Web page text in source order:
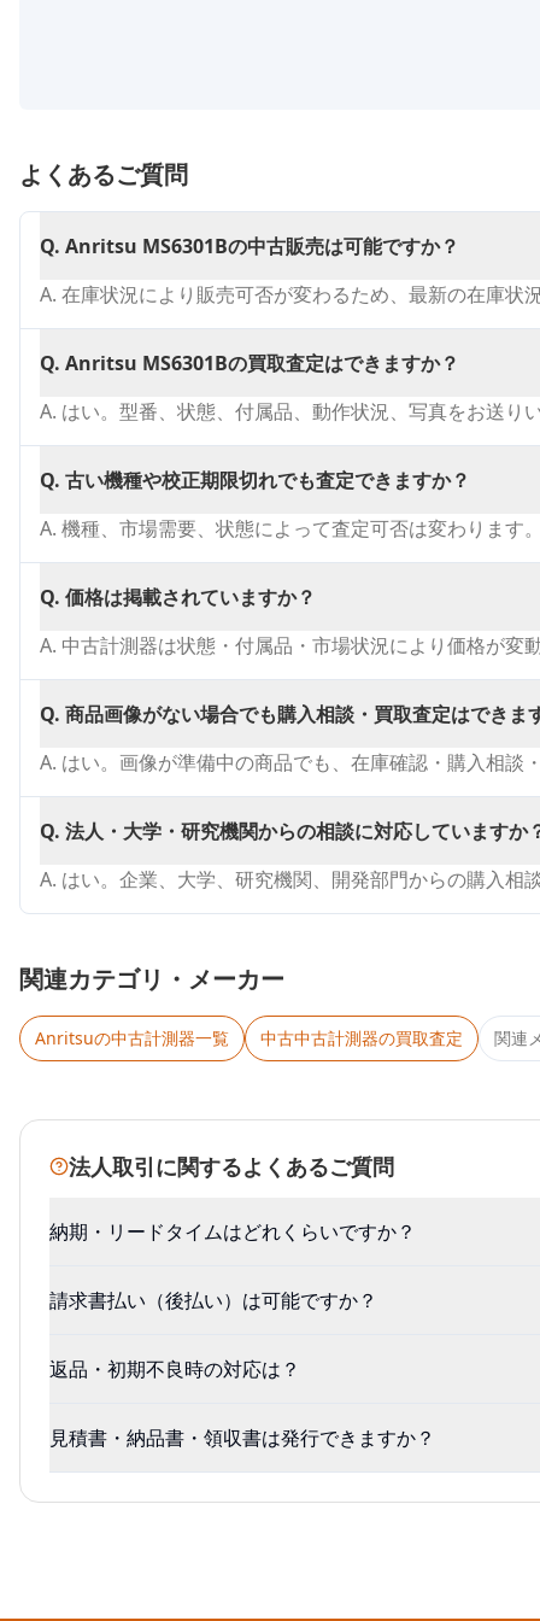
よくあるご質問
Q. Anritsu MS6301Bの中古販売は可能ですか？
A. 在庫状況により販売可否が変わるため、最新の在庫状
Q. Anritsu MS6301Bの買取査定はできますか？
A. はい。型番、状態、付属品、動作状況、写真をお送
Q. 古い機種や校正期限切れでも査定できますか？
A. 機種、市場需要、状態によって査定可否は変わります
Q. 価格は掲載されていますか？
A. 中古計測器は状態・付属品・市場状況により価格が変
Q. 商品画像がない場合でも購入相談・買取査定はできま
A. はい。画像が準備中の商品でも、在庫確認・購入相
Q. 法人・大学・研究機関からの相談に対応していますか
A. はい。企業、大学、研究機関、開発部門からの購入
関連カテゴリ・メーカー
Anritsuの中古計測器一覧 中古中古計測器の買取査定 関連
法人取引に関するよくあるご質問
納期・リードタイムはどれくらいですか？
請求書払い（後払い）は可能ですか？
返品・初期不良時の対応は？
見積書・納品書・領収書は発行できますか？